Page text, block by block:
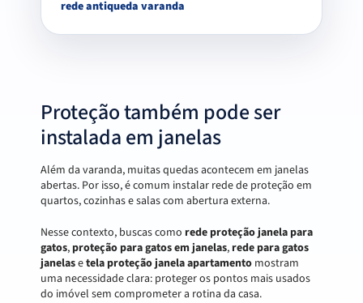
rede antiqueda varanda
Proteção também pode ser
instalada em janelas
Além da varanda, muitas quedas acontecem em janelas
abertas. Por isso, é comum instalar rede de proteção em
quartos, cozinhas e salas com abertura externa.
Nesse contexto, buscas como rede proteção janela para
gatos, proteção para gatos em janelas, rede para gatos
janelasetela proteção janela apartamento mostram
uma necessidade clara: proteger os pontos mais usados
do imóvel sem comprometer a rotina da casa.